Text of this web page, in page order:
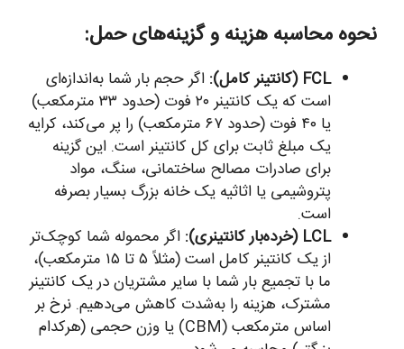
نحوه محاسبه هزینه و گزینه‌های حمل:
FCL (کانتینر کامل):
اگر حجم بار شما به‌اندازه‌ای
است که یک کانتینر ۲۰ فوت (حدود ۳۳ مترمکعب)
یا ۴۰ فوت (حدود ۶۷ مترمکعب) را پر می‌کند، کرایه
یک مبلغ ثابت برای کل کانتینر است. این گزینه
برای صادرات مصالح ساختمانی، سنگ، مواد
پتروشیمی یا اثاثیه یک خانه بزرگ بسیار بصرفه
است.
LCL (خرده‌بار کانتینری):
اگر محموله شما کوچک‌تر
از یک کانتینر کامل است (مثلاً ۵ تا ۱۵ مترمکعب)،
ما با تجمیع بار شما با سایر مشتریان در یک کانتینر
مشترک، هزینه را به‌شدت کاهش می‌دهیم. نرخ بر
اساس مترمکعب (CBM) یا وزن حجمی (هرکدام